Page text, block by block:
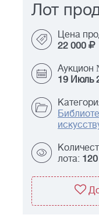
Лот
Цена
22 000
Аукцион
19 Июль
лота: 120